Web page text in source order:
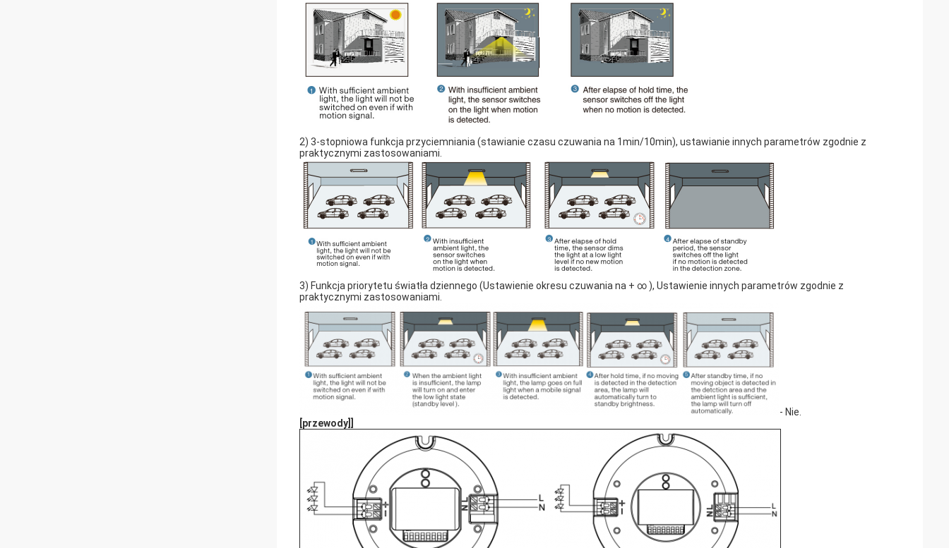
2) 3-stopniowa funkcja przyciemniania (stawianie czasu czuwania na 1min/10min), ustawianie innych parametrów zgodnie z
praktycznymi zastosowaniami.
3) Funkcja priorytetu światła dziennego (Ustawienie okresu czuwania na + ∞ ), Ustawienie innych parametrów zgodnie z
praktycznymi zastosowaniami.
- Nie.
[przewody]